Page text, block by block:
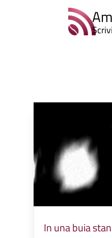
In una buia